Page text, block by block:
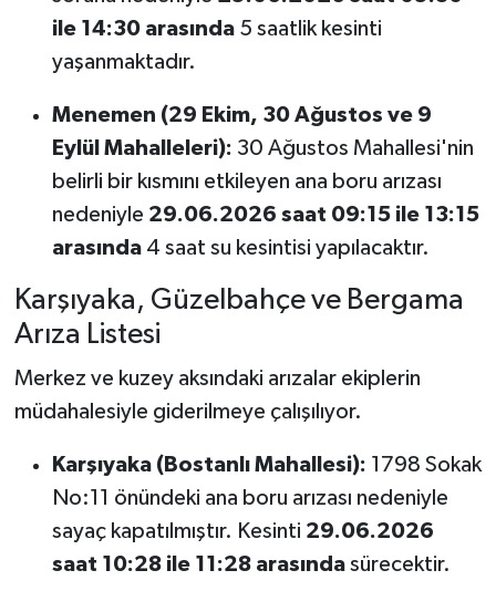
ile 14:30 arasında5 saatlik kesinti
yaşanmaktadır.
Menemen (29 Ekim, 30 Ağustos ve 9
Eylül Mahalleleri): 30 Ağustos Mahallesi'nin
belirli bir kısmını etkileyen ana boru arızası
nedeniyle 29.06.2026 saat 09:15 ile 13:15
arasında4 saat su kesintisi yapılacaktır.
Karşıyaka, Güzelbahçe ve Bergama
Arıza Listesi
Merkez ve kuzey aksındaki arızalar ekiplerin
müdahalesiyle giderilmeye çalışılıyor.
Karşıyaka (Bostanlı Mahallesi): 1798 Sokak
No:11 önündeki ana boru arızası nedeniyle
sayaç kapatılmıştır. Kesinti 29.06.2026
saat 10:28 ile 11:28 arasındasürecektir.